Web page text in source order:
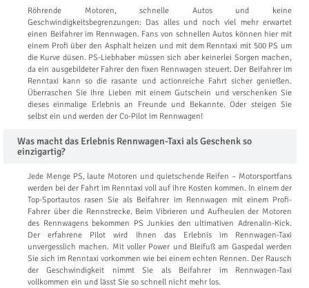
Röhrende Motoren, schnelle Autos und keine
Geschwindigkeitsbegrenzungen: Das alles und noch viel mehr erwartet
einen Beifahrer im Rennwagen. Fans von schnellen Autos können hier mit
einem Profi über den Asphalt heizen und mit dem Renntaxi mit 500 PS um
die Kurve düsen. PS-Liebhaber müssen sich aber keinerlei Sorgen machen,
da ein ausgebildeter Fahrer den fixen Rennwagen steuert. Der Beifahrer im
Renntaxi kann so die rasante und actionreiche Fahrt sicher genießen.
Überraschen Sie Ihre Lieben mit einem Gutschein und verschenken Sie
dieses einmalige Erlebnis an Freunde und Bekannte. Oder steigen Sie
selbst ein und werden der Co-Pilot im Rennwagen!
Was macht das Erlebnis Rennwagen-Taxi als Geschenk so
einzigartig?
Jede Menge PS, laute Motoren und quietschende Reifen – Motorsportfans
werden bei der Fahrt im Renntaxi voll auf ihre Kosten kommen. In einem der
Top-Sportautos rasen Sie als Beifahrer im Rennwagen mit einem Profi-
Fahrer über die Rennstrecke. Beim Vibrieren und Aufheulen der Motoren
des Rennwagens bekommen PS Junkies den ultimativen Adrenalin-Kick.
Der erfahrene Pilot wird Ihnen das Erlebnis im Rennwagen-Taxi
unvergesslich machen. Mit voller Power und Bleifuß am Gaspedal werden
Sie sich im Renntaxi vorkommen wie bei einem echten Rennen. Der Rausch
der Geschwindigkeit nimmt Sie als Beifahrer im Rennwagen-Taxi
vollkommen ein und lässt Sie so schnell nicht mehr los.